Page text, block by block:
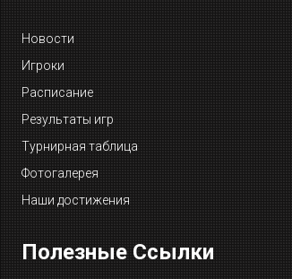
Новости
Игроки
Расписание
Результаты игр
Турнирная таблица
Фотогалерея
Наши достижения
Полезные Ссылки